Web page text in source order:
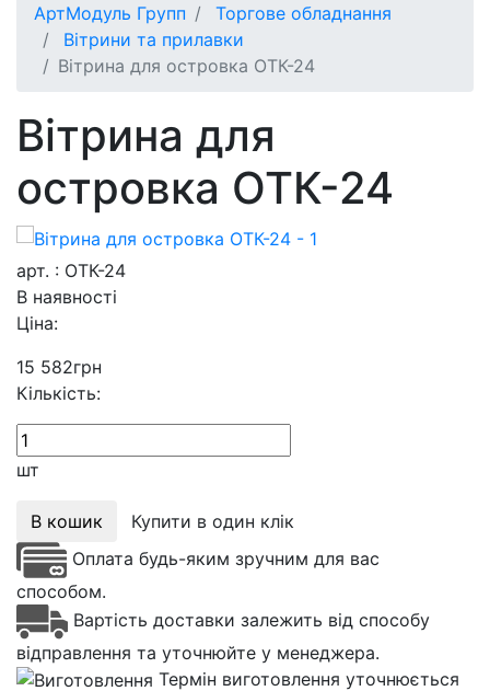
АртМодуль Групп
Торгове обладнання
Вітрини та прилавки
Вітрина для островка ОТК-24
Вітрина для
островка ОТК-24
арт. : ОТК-24
В наявності
Ціна:
15 582грн
Кількість:
шт
В кошик
Купити в один клік
Оплата будь-яким зручним для вас
способом.
Вартість доставки залежить від способу
відправлення та уточнюйте у менеджера.
Термін виготовлення уточнюється